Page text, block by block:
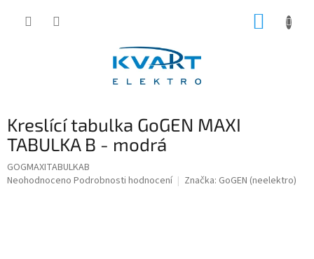
Kreslící tabulka GoGEN MAXI
TABULKA B - modrá
GOGMAXITABULKAB
Průměrné
Neohodnoceno Podrobnosti hodnocení Značka: GoGEN (neelektro)